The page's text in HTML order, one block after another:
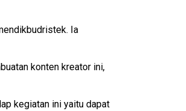
Ia
konten kreator ini,
kegiatan ini yaitu dapat